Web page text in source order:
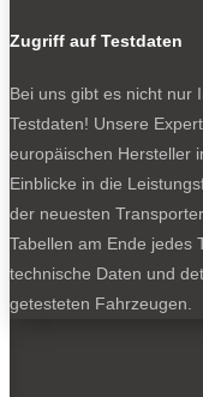
Heckantrieb
den Antrieb der E-
Die Reibflächen der
günstige Abfuhr der
wichtig mit Blick auf
Abgasstufe Euro 7 –
Schaeffler spricht
Lebensdauer. Mit
teure Thema
Zugriff auf Testdaten
Bei uns gibt es nicht nur
Testdaten! Unsere
europäischen Hersteller
Einblicke in die
der neuesten
Tabellen am Ende jedes
technische Daten und
getesteten Fahrzeugen.